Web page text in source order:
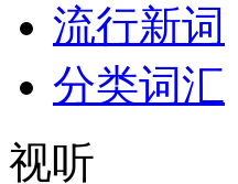
流行新词
分类词汇
视听